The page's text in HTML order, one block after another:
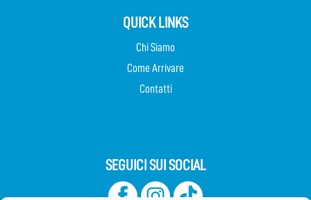
QUICK LINKS
Chi Siamo
Come Arrivare
Contatti
SEGUICI SUI SOCIAL